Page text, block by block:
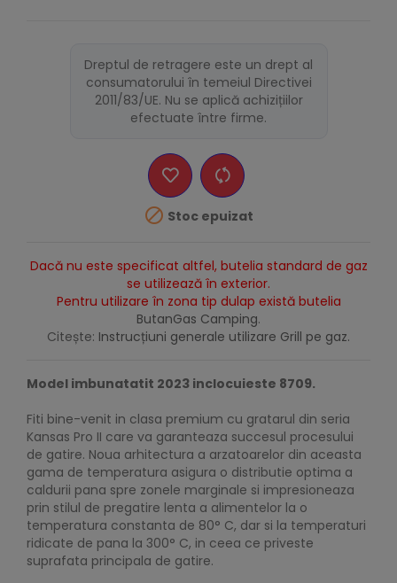
Dreptul de retragere este un drept al
consumatorului în temeiul Directivei
2011/83/UE. Nu se aplică achizițiilor
efectuate între firme.
 Stoc epuizat
Dacă nu este specificat altfel, butelia standard de gaz
se utilizează în exterior.
Pentru utilizare în zona tip dulap există butelia
ButanGas Camping.
Citește: Instrucțiuni generale utilizare Grill pe gaz.
Model imbunatatit 2023 inclocuieste 8709.
Fiti bine-venit in clasa premium cu gratarul din seria
Kansas Pro II care va garanteaza succesul procesului
de gatire. Noua arhitectura a arzatoarelor din aceasta
gama de temperatura asigura o distributie optima a
caldurii pana spre zonele marginale si impresioneaza
prin stilul de pregatire lenta a alimentelor la o
temperatura constanta de 80° C, dar si la temperaturi
ridicate de pana la 300° C, in ceea ce priveste
suprafata principala de gatire.